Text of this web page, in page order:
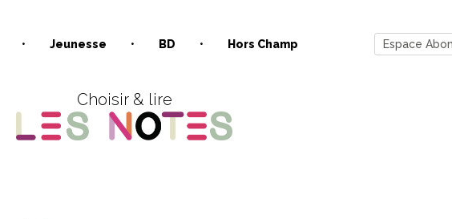
Jeunesse BD Hors Champ Espace
Choisir & lire